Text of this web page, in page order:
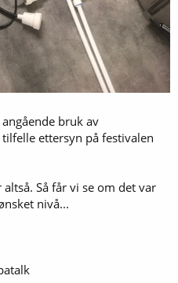
bruk av
ettersyn på festivalen
Så får vi se om det var
nivå...